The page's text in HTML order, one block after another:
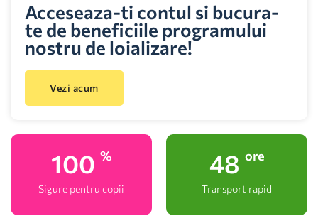
Acceseaza-ti contul si bucura-
te de beneficiile programului
nostru de loializare!
Vezi acum
100 %
Sigure pentru copii
48 ore
Transport rapid